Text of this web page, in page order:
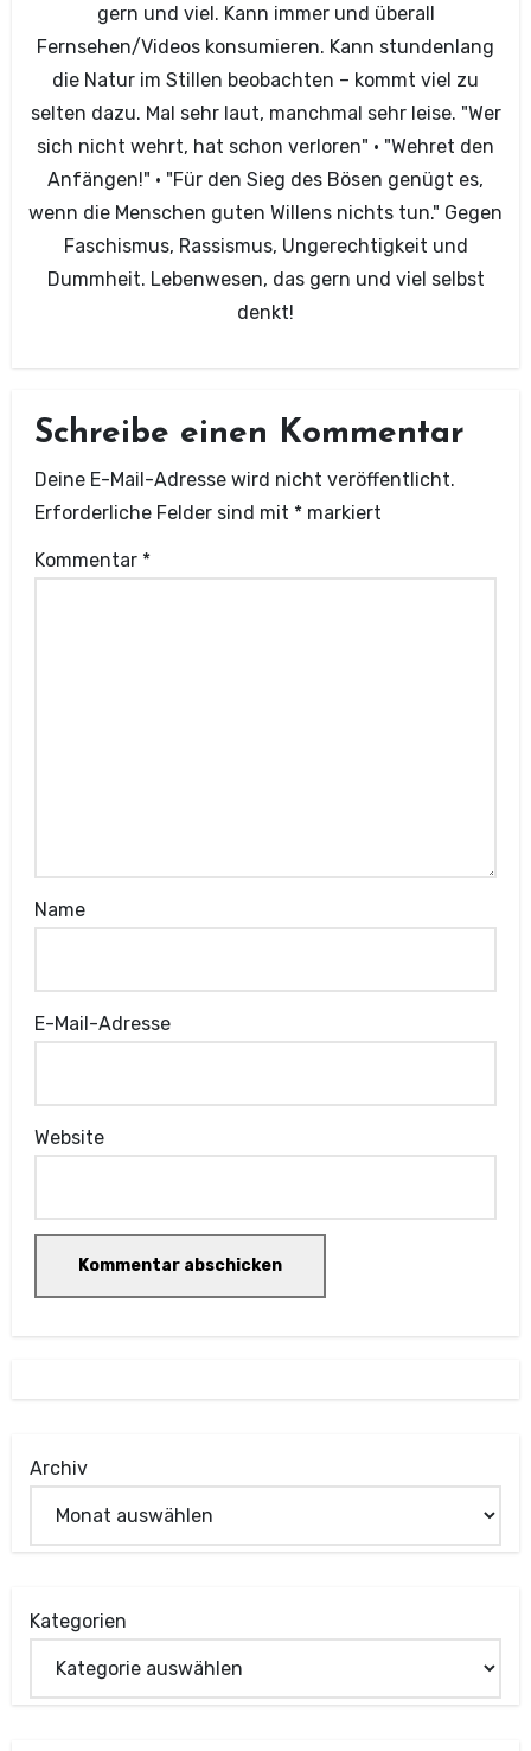
gern und viel. Kann immer und überall
Fernsehen/Videos konsumieren. Kann stundenlang
die Natur im Stillen beobachten – kommt viel zu
selten dazu. Mal sehr laut, manchmal sehr leise. "Wer
sich nicht wehrt, hat schon verloren" · "Wehret den
Anfängen!" · "Für den Sieg des Bösen genügt es,
wenn die Menschen guten Willens nichts tun." Gegen
Faschismus, Rassismus, Ungerechtigkeit und
Dummheit. Lebenwesen, das gern und viel selbst
denkt!
Schreibe einen Kommentar
Deine E-Mail-Adresse wird nicht veröffentlicht.
Erforderliche Felder sind mit *markiert
Kommentar *
Name
E-Mail-Adresse
Website
Archiv
Kategorien